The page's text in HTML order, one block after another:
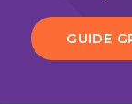
GUIDE